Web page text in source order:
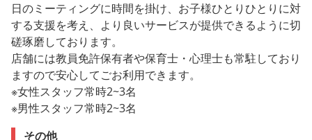
日のミーティングに時間を掛け、お子様ひとりひとりに対
する支援を考え、より良いサービスが提供できるように切
磋琢磨しております。
店舗には教員免許保有者や保育士・心理士も常駐しており
ますので安心してごお利用できます。
※女性スタッフ常時2~3名
※男性スタッフ常時2~3名
その他